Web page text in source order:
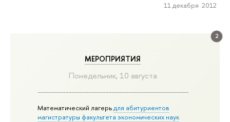
2
МЕРОПРИЯТИЯ
Понедельник, 10 августа
Математический лагерьдля абитуриентов
магистратуры факультета экономических наук
11 декабря 2012